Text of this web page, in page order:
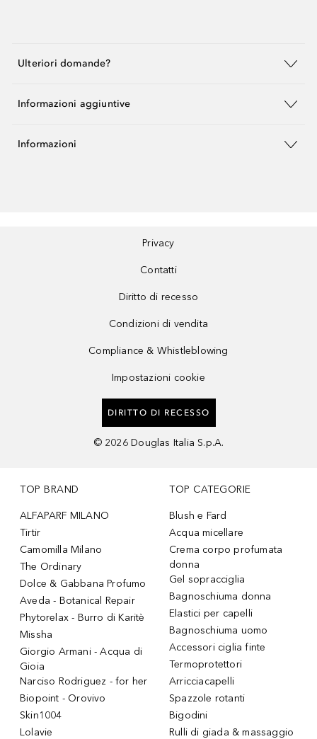
Ulteriori domande?
Informazioni aggiuntive
Informazioni
Privacy
Contatti
Diritto di recesso
Condizioni di vendita
Compliance & Whistleblowing
Impostazioni cookie
DIRITTO DI RECESSO
© 2026 Douglas Italia S.p.A.
TOP BRAND
ALFAPARF MILANO
Tirtir
Camomilla Milano
The Ordinary
Dolce & Gabbana Profumo
Aveda - Botanical Repair
Phytorelax - Burro di Karitè
Missha
Giorgio Armani - Acqua di
Gioia
Narciso Rodriguez - for her
Biopoint - Orovivo
Skin1004
Lolavie
TOP CATEGORIE
Blush e Fard
Acqua micellare
Crema corpo profumata
donna
Gel sopracciglia
Bagnoschiuma donna
Elastici per capelli
Bagnoschiuma uomo
Accessori ciglia finte
Termoprotettori
Arricciacapelli
Spazzole rotanti
Bigodini
Rulli di giada & massaggio